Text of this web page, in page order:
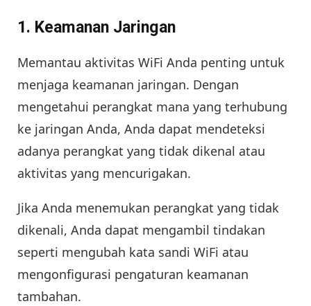
1. Keamanan Jaringan
Memantau aktivitas WiFi Anda penting untuk
menjaga keamanan jaringan. Dengan
mengetahui perangkat mana yang terhubung
ke jaringan Anda, Anda dapat mendeteksi
adanya perangkat yang tidak dikenal atau
aktivitas yang mencurigakan.
Jika Anda menemukan perangkat yang tidak
dikenali, Anda dapat mengambil tindakan
seperti mengubah kata sandi WiFi atau
mengonfigurasi pengaturan keamanan
tambahan.